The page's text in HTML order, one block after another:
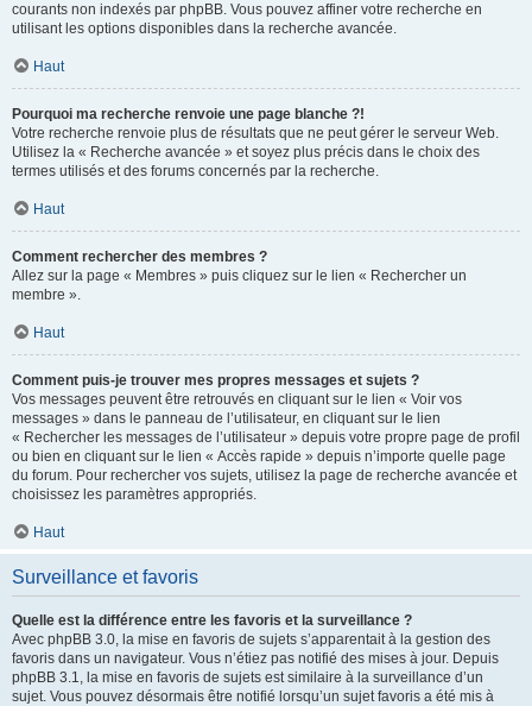
courants non indexés par phpBB. Vous pouvez affiner votre recherche en
utilisant les options disponibles dans la recherche avancée.
Haut
Pourquoi ma recherche renvoie une page blanche ?!
Votre recherche renvoie plus de résultats que ne peut gérer le serveur Web.
Utilisez la « Recherche avancée » et soyez plus précis dans le choix des
termes utilisés et des forums concernés par la recherche.
Haut
Comment rechercher des membres ?
Allez sur la page « Membres » puis cliquez sur le lien « Rechercher un
membre ».
Haut
Comment puis-je trouver mes propres messages et sujets ?
Vos messages peuvent être retrouvés en cliquant sur le lien « Voir vos
messages » dans le panneau de l’utilisateur, en cliquant sur le lien
« Rechercher les messages de l’utilisateur » depuis votre propre page de profil
ou bien en cliquant sur le lien « Accès rapide » depuis n’importe quelle page
du forum. Pour rechercher vos sujets, utilisez la page de recherche avancée et
choisissez les paramètres appropriés.
Haut
Surveillance et favoris
Quelle est la différence entre les favoris et la surveillance ?
Avec phpBB 3.0, la mise en favoris de sujets s’apparentait à la gestion des
favoris dans un navigateur. Vous n’étiez pas notifié des mises à jour. Depuis
phpBB 3.1, la mise en favoris de sujets est similaire à la surveillance d’un
sujet. Vous pouvez désormais être notifié lorsqu’un sujet favoris a été mis à